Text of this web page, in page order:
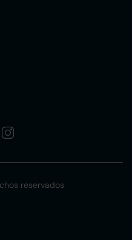
reservados